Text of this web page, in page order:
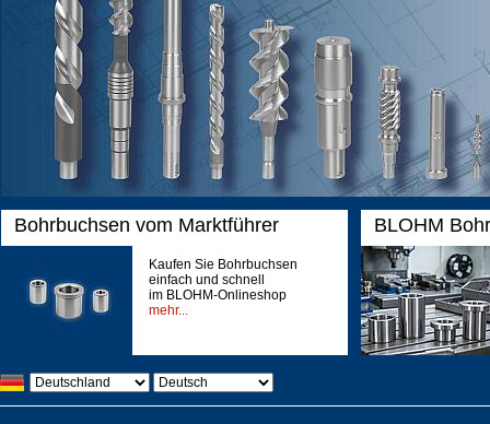
Bohrbuchsen vom Marktführer
Kaufen Sie Bohrbuchsen
einfach und schnell
im BLOHM-Onlineshop
mehr...
BLOHM